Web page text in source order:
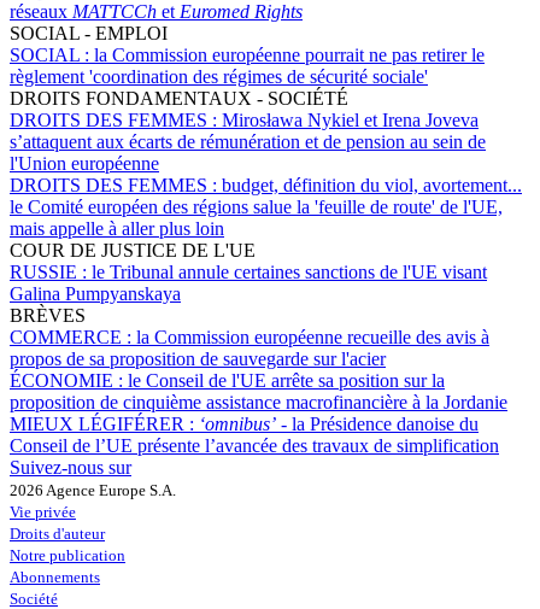
réseaux MATTCCh et Euromed Rights
SOCIAL - EMPLOI
SOCIAL : la Commission européenne pourrait ne pas retirer le
règlement 'coordination des régimes de sécurité sociale'
DROITS FONDAMENTAUX - SOCIÉTÉ
DROITS DES FEMMES : Mirosława Nykiel et Irena Joveva
s’attaquent aux écarts de rémunération et de pension au sein de
l'Union européenne
DROITS DES FEMMES : budget, définition du viol, avortement...
le Comité européen des régions salue la 'feuille de route' de l'UE,
mais appelle à aller plus loin
COUR DE JUSTICE DE L'UE
RUSSIE : le Tribunal annule certaines sanctions de l'UE visant
Galina Pumpyanskaya
BRÈVES
COMMERCE : la Commission européenne recueille des avis à
propos de sa proposition de sauvegarde sur l'acier
ÉCONOMIE : le Conseil de l'UE arrête sa position sur la
proposition de cinquième assistance macrofinancière à la Jordanie
MIEUX LÉGIFÉRER : ‘omnibus’ - la Présidence danoise du
Conseil de l’UE présente l’avancée des travaux de simplification
Suivez-nous sur
2026 Agence Europe S.A.
Vie privée
Droits d'auteur
Notre publication
Abonnements
Société